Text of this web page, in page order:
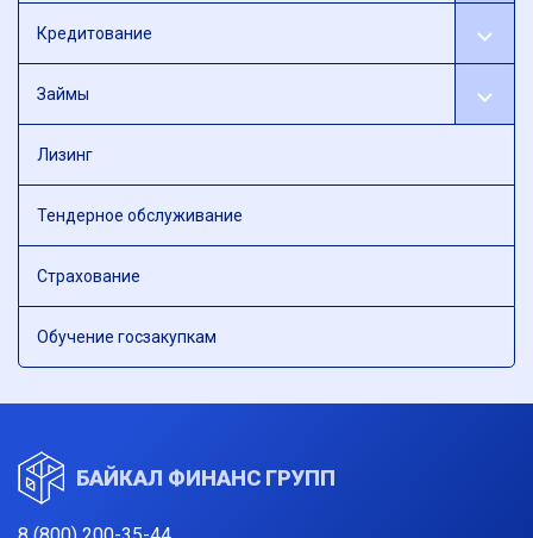
Кредитование
Займы
Лизинг
Тендерное обслуживание
Страхование
Обучение госзакупкам
БАЙКАЛ ФИНАНС ГРУПП